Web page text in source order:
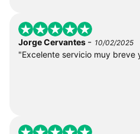
Jorge Cervantes - 10/02/2025
"Excelente servicio muy breve